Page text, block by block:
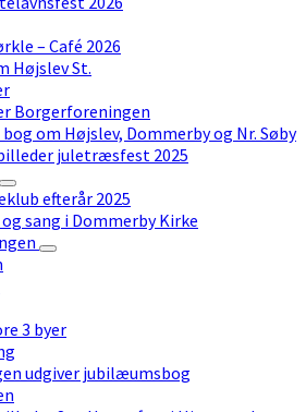
– Café 2026
Højslev St.
Borgerforeningen
om Højslev, Dommerby og Nr. Søby
juletræsfest 2025
efterår 2025
sang i Dommerby Kirke
3 byer
udgiver jubilæumsbog